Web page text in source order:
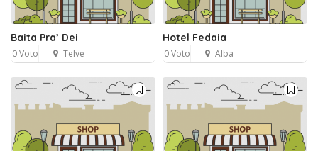
Baita Pra’ Dei
0 Voto Telve
Hotel Fedaia
0 Voto Alba